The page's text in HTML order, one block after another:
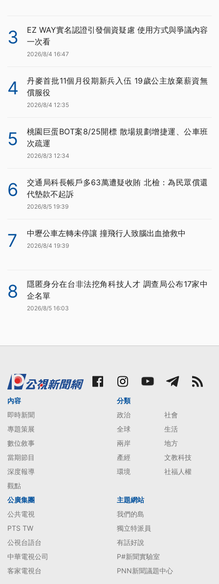
3
EZ WAY實名認證引發個資疑慮 使用方式與爭議內容
一次看
2026/8/4 16:47
4
丹麥首批11個月役期新兵入伍 19歲公主放棄薪資無
償服役
2026/8/4 12:35
5
桃園巨蛋BOT案8/25開標 散場規劃增捷運、公車班
次疏運
2026/8/3 12:34
6
交通局科長帳戶多63萬遭疑收賄 北檢：為民眾償還
代墊款不起訴
2026/8/5 19:39
7 中壢公車左轉未停讓 撞飛行人致腦出血搶救中
2026/8/4 19:39
8
隱匿身分在台非法挖角科技人才 調查局公布17家中
企名單
2026/8/5 16:03
內容
即時新聞
專題策展
數位敘事
當期節目
深度報導
觀點
分類
政治
社會
全球
生活
兩岸
地方
產經
文教科技
環境
社福人權
公廣集團
公共電視
PTS TW
公視台語台
中華電視公司
客家電視台
主題網站
我們的島
獨立特派員
有話好說
P#新聞實驗室
PNN新聞議題中心